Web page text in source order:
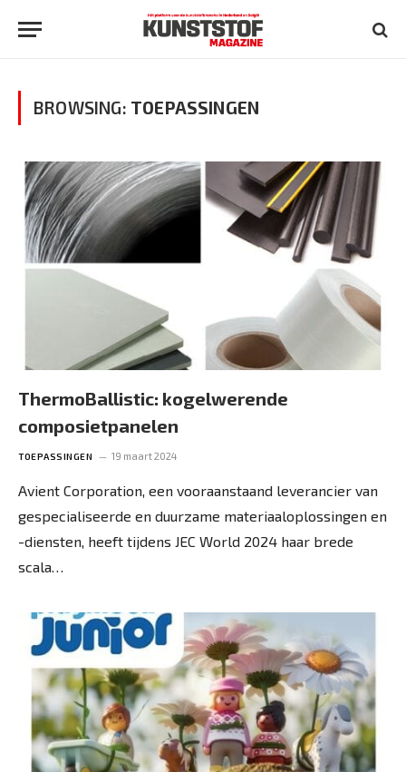
BROWSING: TOEPASSINGEN
ThermoBallistic: kogelwerende
composietpanelen
TOEPASSINGEN 19 maart 2024
Avient Corporation, een vooraanstaand leverancier van
gespecialiseerde en duurzame materiaaloplossingen en
-diensten, heeft tijdens JEC World 2024 haar brede
scala…